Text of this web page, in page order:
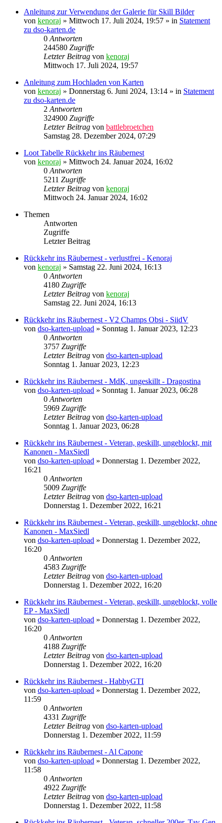
Anleitung zur Verwendung der Galerie für Skill Bilder
von kenoraj » Mittwoch 17. Juli 2024, 19:57 » in Statement
zu dso-karten.de
0Antworten
244580 Zugriffe
Letzter Beitrag von kenoraj
Mittwoch 17. Juli 2024, 19:57
Anleitung zum Hochladen von Karten
von kenoraj » Donnerstag 6. Juni 2024, 13:14 » in Statement
zu dso-karten.de
2Antworten
324900 Zugriffe
Letzter Beitrag von battlebroetchen
Samstag 28. Dezember 2024, 07:29
Loot Tabelle Rückkehr ins Räubernest
von kenoraj » Mittwoch 24. Januar 2024, 16:02
0Antworten
5211 Zugriffe
Letzter Beitrag von kenoraj
Mittwoch 24. Januar 2024, 16:02
Themen
Antworten
Zugriffe
Letzter Beitrag
Rückkehr ins Räubernest - verlustfrei - Kenoraj
von kenoraj » Samstag 22. Juni 2024, 16:13
0Antworten
4180 Zugriffe
Letzter Beitrag von kenoraj
Samstag 22. Juni 2024, 16:13
Rückkehr ins Räubernest - V2 Champs Obsi - SiidV
von dso-karten-upload » Sonntag 1. Januar 2023, 12:23
0Antworten
3757 Zugriffe
Letzter Beitrag von dso-karten-upload
Sonntag 1. Januar 2023, 12:23
Rückkehr ins Räubernest - MdK, ungeskillt - Dragostina
von dso-karten-upload » Sonntag 1. Januar 2023, 06:28
0Antworten
5969 Zugriffe
Letzter Beitrag von dso-karten-upload
Sonntag 1. Januar 2023, 06:28
Rückkehr ins Räubernest - Veteran, geskillt, ungeblockt, mit
Kanonen - MaxSiedl
von dso-karten-upload » Donnerstag 1. Dezember 2022,
16:21
0Antworten
5009 Zugriffe
Letzter Beitrag von dso-karten-upload
Donnerstag 1. Dezember 2022, 16:21
Rückkehr ins Räubernest - Veteran, geskillt, ungeblockt, ohne
Kanonen - MaxSiedl
von dso-karten-upload » Donnerstag 1. Dezember 2022,
16:20
0Antworten
4583 Zugriffe
Letzter Beitrag von dso-karten-upload
Donnerstag 1. Dezember 2022, 16:20
Rückkehr ins Räubernest - Veteran, geskillt, ungeblockt, volle
EP - MaxSiedl
von dso-karten-upload » Donnerstag 1. Dezember 2022,
16:20
0Antworten
4188 Zugriffe
Letzter Beitrag von dso-karten-upload
Donnerstag 1. Dezember 2022, 16:20
Rückkehr ins Räubernest - HabbyGTI
von dso-karten-upload » Donnerstag 1. Dezember 2022,
11:59
0Antworten
4331 Zugriffe
Letzter Beitrag von dso-karten-upload
Donnerstag 1. Dezember 2022, 11:59
Rückkehr ins Räubernest - Al Capone
von dso-karten-upload » Donnerstag 1. Dezember 2022,
11:58
0Antworten
4922 Zugriffe
Letzter Beitrag von dso-karten-upload
Donnerstag 1. Dezember 2022, 11:58